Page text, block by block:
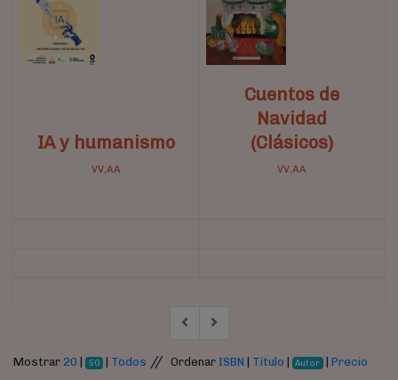
IA y humanismo
VV,AA
Cuentos de
Navidad
(Clásicos)
VV,AA
Mostrar 20 50 | Todos // Ordenar ISBN Título Autor |Precio